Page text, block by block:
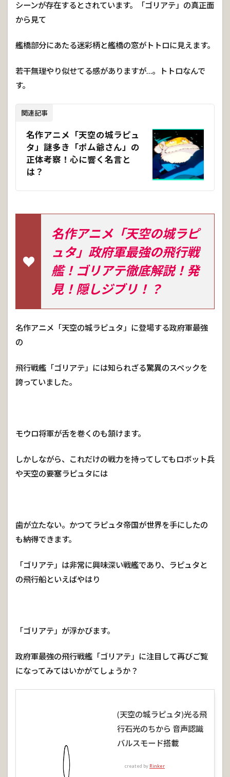
シーンが存在するとされています。「ゴリアテ」の真正面
から見て
艦橋部分にあたる迷彩柄と艦橋の窓がトトロに見えます。
若干無理やり似せてる感がありますが…。トトロなんで
す。
関連記事
名作アニメ「天空の城ラピュ
タ」謎多き「ポム爺さん」の
正体考察！心に響く名言と
は？
名作アニメ「天空の城ラピ
ュタ」政府軍最強の飛行戦
艦！ゴリアテ徹底解説！発
見！隠しジブリ！？
名作アニメ「天空の城ラピュタ」に登場する政府軍最強
の
飛行戦艦「ゴリアテ」には知られざる驚異のスペックを
誇っていました。
モウロ将軍が舌を巻くのも頷けます。
しかしながら、これだけの戦力を持ってしてもロボット兵
や天空の要塞ラピュタには
歯が立たない。かつてラピュタ帝国が世界を手にしたの
も納得できます。
「ゴリアテ」は非常に興味深い戦艦であり、ラピュタと
の飛行船といえばやはり
「ゴリアテ」が浮かびます。
政府軍最強の飛行戦艦「ゴリアテ」に注目して再びご覧
になってみてはいかがてしょうか？
(天空の城ラピュタ)光る飛
行石光のちから 音声認識
バルスモード搭載
created by Rinker